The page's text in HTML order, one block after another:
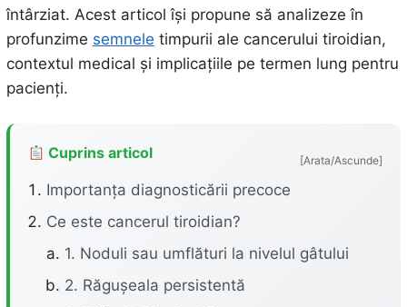
întârziat. Acest articol își propune să analizeze în
profunzime semnele timpurii ale cancerului tiroidian,
contextul medical și implicațiile pe termen lung pentru
pacienți.
Cuprins articol [Arata/Ascunde]
Importanța diagnosticării precoce
Ce este cancerul tiroidian?
1. Noduli sau umflături la nivelul gâtului
2. Răgușeala persistentă